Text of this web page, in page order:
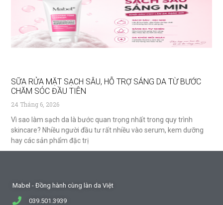
SỮA RỬA MẶT SẠCH SÂU, HỖ TRỢ SÁNG DA TỪ BƯỚC
CHĂM SÓC ĐẦU TIÊN
24 Tháng 6, 2026
Vì sao làm sạch da là bước quan trọng nhất trong quy trình
skincare? Nhiều người đầu tư rất nhiều vào serum, kem dưỡng
hay các sản phẩm đặc trị
Mabel - Đồng hành cùng làn da Việt
039.501.3939